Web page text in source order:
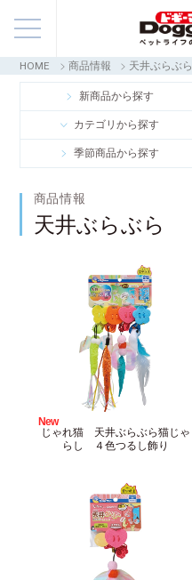
商品情報
映像ギャラリー
お客様窓口・Q＆A
サイトマップ
HOME 商品情報 天井ぶらぶら
新商品から探す
カテゴリから探す
季節商品から探す
商品情報
天井ぶらぶら
New
じゃれ猫 天井ぶらぶら猫じゃ
らし ４色つるし飾り